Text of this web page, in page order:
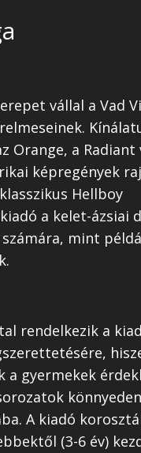
vállal a Vad
Orange, a Radiant
képregények
Hellboy
a kelet-ázsiai
mint
rendelkezik a
gyermekek
A kiadó
(3-6 év)